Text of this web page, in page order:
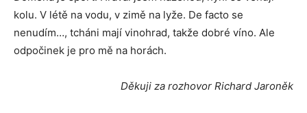
kolu. V létě na vodu, v zimě na lyže. De facto se
nenudím…, tcháni mají vinohrad, takže dobré víno. Ale
odpočinek je pro mě na horách.
Děkuji za rozhovor Richard Jaroněk